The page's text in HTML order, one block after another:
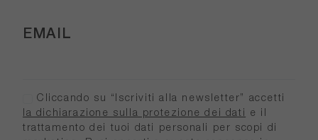
EMAIL
Cliccando su “Iscriviti alla newsletter” accetti
la dichiarazione sulla protezione dei dati
e il
trattamento dei tuoi dati personali per scopi di